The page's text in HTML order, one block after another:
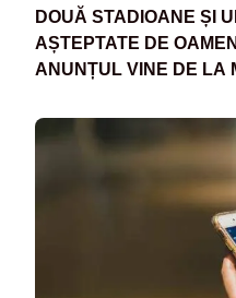
DOUĂ STADIOANE ȘI
AȘTEPTATE DE
ANUNȚUL VINE DE LA